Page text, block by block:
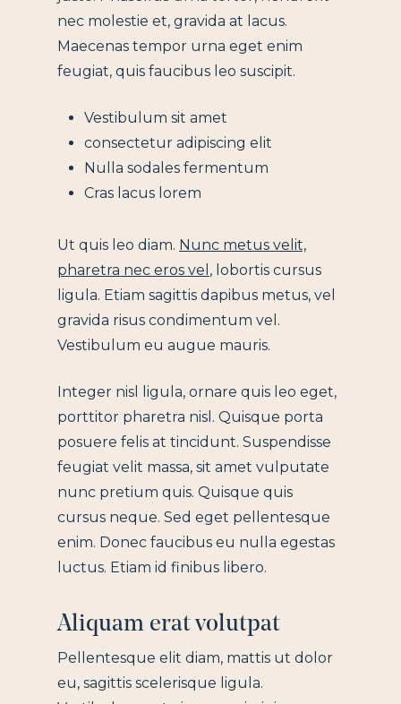
nec molestie et, gravida at lacus.
Maecenas tempor urna eget enim
feugiat, quis faucibus leo suscipit.
Vestibulum sit amet
consectetur adipiscing elit
Nulla sodales fermentum
Cras lacus lorem
Ut quis leo diam. Nunc metus velit,
pharetra nec eros vel , lobortis cursus
ligula. Etiam sagittis dapibus metus, vel
gravida risus condimentum vel.
Vestibulum eu augue mauris.
Integer nisl ligula, ornare quis leo eget,
porttitor pharetra nisl. Quisque porta
posuere felis at tincidunt. Suspendisse
feugiat velit massa, sit amet vulputate
nunc pretium quis. Quisque quis
cursus neque. Sed eget pellentesque
enim. Donec faucibus eu nulla egestas
luctus. Etiam id finibus libero.
Aliquam erat volutpat
Pellentesque elit diam, mattis ut dolor
eu, sagittis scelerisque ligula.